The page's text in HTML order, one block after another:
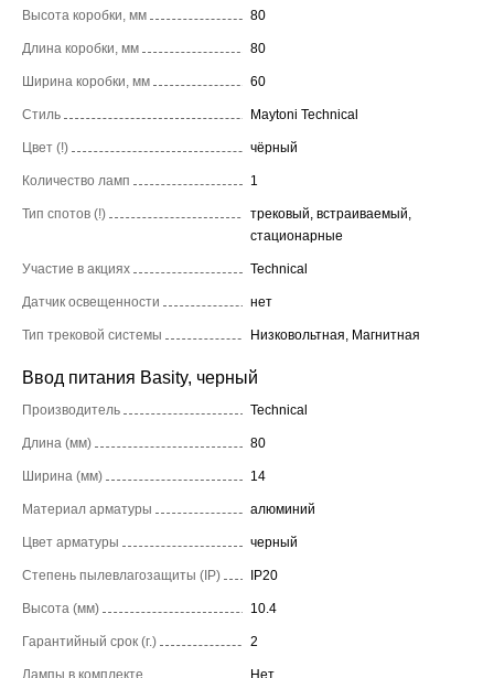
Высота коробки, мм 80
Длина коробки, мм 80
Ширина коробки, мм 60
Стиль Maytoni Technical
Цвет (!) чёрный
Количество ламп 1
Тип спотов (!)
трековый, встраиваемый,
стационарные
Участие в акциях Technical
Датчик освещенности нет
Тип трековой системы Низковольтная, Магнитная
Ввод питания Basity, черный
Производитель Technical
Длина (мм) 80
Ширина (мм) 14
Материал арматуры алюминий
Цвет арматуры черный
Степень пылевлагозащиты (IP) IP20
Высота (мм) 10.4
Гарантийный срок (г.) 2
Лампы в комплекте Нет